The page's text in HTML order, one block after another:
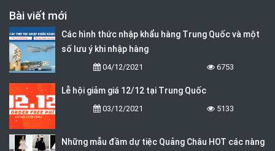
Bài viết mới
Các hình thức nhập khẩu hàng Trung Quốc và một
số lưu ý khi nhập hàng
04/12/2021 6753
Lễ hội giảm giá 12/12 tại Trung Quốc
03/12/2021 5133
Những mẫu đầm dự tiệc Quảng Châu HOT các nàng